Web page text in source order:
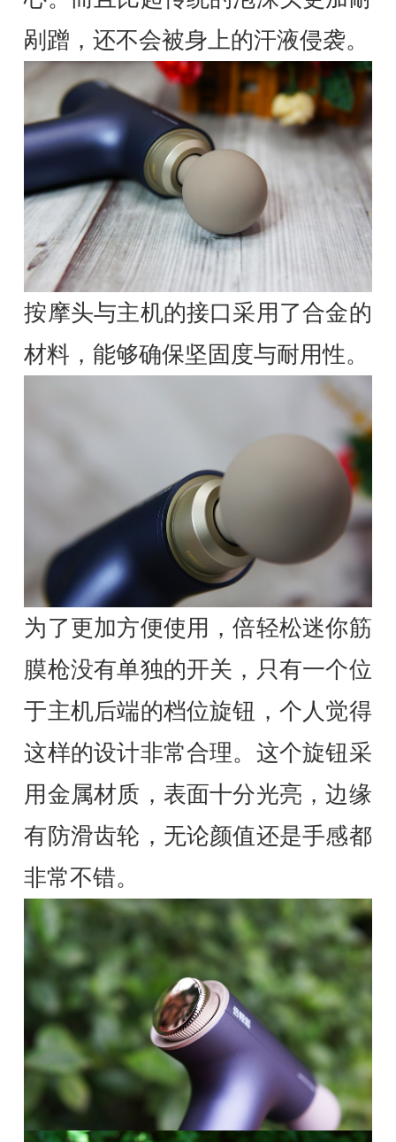
剐蹭，还不会被身上的汗液侵袭。
按摩头与主机的接口采用了合金的
材料，能够确保坚固度与耐用性。
为了更加方便使用，倍轻松迷你筋
膜枪没有单独的开关，只有一个位
于主机后端的档位旋钮，个人觉得
这样的设计非常合理。这个旋钮采
用金属材质，表面十分光亮，边缘
有防滑齿轮，无论颜值还是手感都
非常不错。